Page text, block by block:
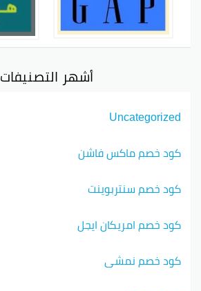
أشهر التصنيفات
Uncategorized
كود خصم ماكس فاشن
كود خصم سنتربوينت
كود خصم امريكان ايجل
كود خصم نمشي